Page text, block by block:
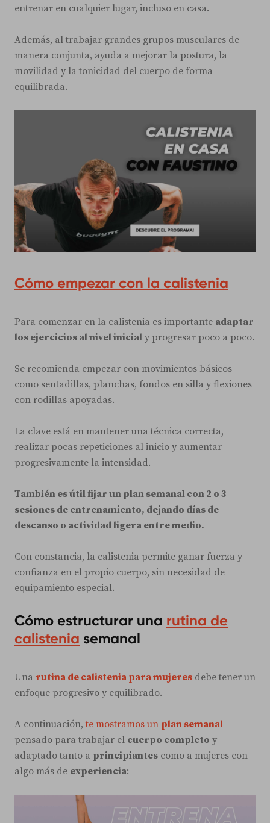
entrenar en cualquier lugar, incluso en casa.
Además, al trabajar grandes grupos musculares de
manera conjunta, ayuda a mejorar la postura, la
movilidad y la tonicidad del cuerpo de forma
equilibrada.
Cómo empezar con la calistenia
Para comenzar en la calistenia es importante adaptar
los ejercicios al nivel inicial y progresar poco a poco.
Se recomienda empezar con movimientos básicos
como sentadillas, planchas, fondos en silla y flexiones
con rodillas apoyadas.
La clave está en mantener una técnica correcta,
realizar pocas repeticiones al inicio y aumentar
progresivamente la intensidad.
También es útil fijar un plan semanal con 2 o 3
sesiones de entrenamiento, dejando días de
descanso o actividad ligera entre medio.
Con constancia, la calistenia permite ganar fuerza y
confianza en el propio cuerpo, sin necesidad de
equipamiento especial.
Cómo estructurar una rutina de
calistenia semanal
Una rutina de calistenia para mujeres debe tener un
enfoque progresivo y equilibrado.
A continuación,te mostramos un plan semanal
pensado para trabajar el cuerpo completo y
adaptado tanto a principiantes como a mujeres con
algo más de experiencia: